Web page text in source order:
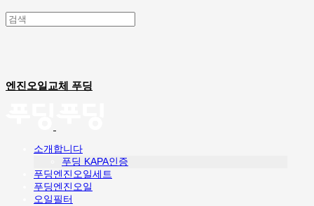
엔진오일교체 푸딩
소개합니다
푸딩 KAPA인증
푸딩엔진오일세트
푸딩엔진오일
오일필터